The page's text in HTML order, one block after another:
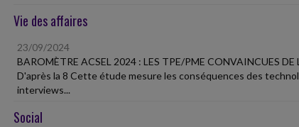
Vie des affaires
23/09/2024
BAROMÈTRE ACSEL 2024 : LES TPE/PME CONVAINCUES DE
D'après la 8 Cette étude mesure les conséquences des
interviews...
Social